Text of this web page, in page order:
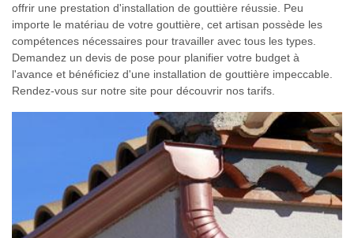
offrir une prestation d'installation de gouttière réussie. Peu
importe le matériau de votre gouttière, cet artisan possède les
compétences nécessaires pour travailler avec tous les types.
Demandez un devis de pose pour planifier votre budget à
l'avance et bénéficiez d'une installation de gouttière impeccable.
Rendez-vous sur notre site pour découvrir nos tarifs.